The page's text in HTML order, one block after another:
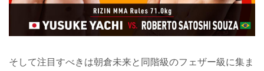
そして注目すべきは朝倉未来と同階級のフェザー級に集ま